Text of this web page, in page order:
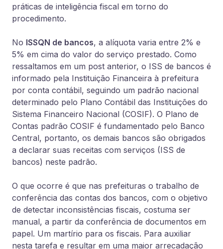
práticas de inteligência fiscal em torno do
procedimento.
No ISSQN de bancos, a alíquota varia entre 2% e
5% em cima do valor do serviço prestado. Como
ressaltamos em um post anterior, o ISS de bancos é
informado pela Instituição Financeira à prefeitura
por conta contábil, seguindo um padrão nacional
determinado pelo Plano Contábil das Instituições do
Sistema Financeiro Nacional (COSIF). O Plano de
Contas padrão COSIF é fundamentado pelo Banco
Central, portanto, os demais bancos são obrigados
a declarar suas receitas com serviços (ISS de
bancos) neste padrão.
O que ocorre é que nas prefeituras o trabalho de
conferência das contas dos bancos, com o objetivo
de detectar inconsistências fiscais, costuma ser
manual, a partir da conferência de documentos em
papel. Um martírio para os fiscais. Para auxiliar
nesta tarefa e resultar em uma maior arrecadação